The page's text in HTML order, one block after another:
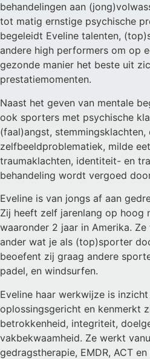
behandelingen aan
tot matig ernstige psychische
begeleidt Eveline talenten,
andere high performers om op
gezonde manier het beste uit
prestatiemomenten.
Naast het geven van mentale
ook sporters met psychische
(faal)angst,
zelfbeeldproblematiek, milde
traumaklachten, identiteit- en
behandeling wordt vergoed
Eveline is van jongs af aan
Zij heeft zelf jarenlang op hoog
waaronder 2 jaar in Amerika.
ander wat je als (top)sporter
beoefent zij graag andere
padel, en windsurfen.
Eveline haar werkwijze is
oplossingsgericht en kenmerkt
betrokkenheid, integriteit,
vakbekwaamheid. Ze werkt
gedragstherapie, EMDR, ACT